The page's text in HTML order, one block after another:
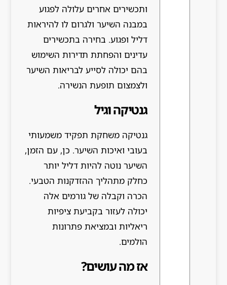
ותכשירים אחרים עלולה לפגוע
במבנה השיער ולגרום לו להיראות
דליל ופגוע. בחירה בתכשירים
עדינים והפחתת תדירות השימוש
בהם יכולה לסייע לבריאות השיער
ולצמצום תופעת הנשירה.
גנטיקה וגיל
גנטיקה משחקת תפקיד משמעותי
בעובי ואיכות השיער. כן, עם הזמן,
השיער נוטה להיות דליל יותר
כחלק מתהליך ההזדקנות הטבעי.
הכרה וקבלה של גורמים אלה
יכולה לעזור בקביעת ציפיות
ריאליות ובמציאת פתרונות
הולמים.
אז מה עושים?